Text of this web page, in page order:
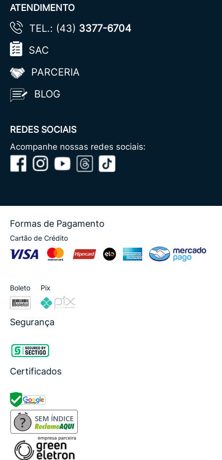
ATENDIMENTO
TEL.: (43) 3377-6704
SAC
PARCERIA
BLOG
REDES SOCIAIS
Acompanhe nossas redes sociais:
Formas de Pagamento
Cartão de Crédito
Boleto Pix
Segurança
Certificados
SEM ÍNDICE